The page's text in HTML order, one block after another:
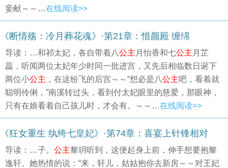
妾献～～…在线阅读>>
《断情殇：冷月葬花魂》·第21章：惜颜殿 缠绵
导读：…和祁太妃，各自带着八公主 月怡香和七公主 月芷
蕊，听闻两位太妃年少时同一批进宫，又先后相临数日诞下
两位小公主 ，在这纷飞的后宫～～“想必是八公主吧，看着就
聪明伶俐，”南溪转过头，看到付太妃眼里的慈爱，那眼神，
只有在娘看着自己孩儿时，才会有。～～…在线阅读>>
《狂女重生 纨绔七皇妃》·第74章：喜宴上针锋相对
导读：…子。 公主黎玥听到，这便起身上前，伸手想要抱黎
逸轩。她热情的说：“来，轩儿，姑姑抱你去新房～～对王妃